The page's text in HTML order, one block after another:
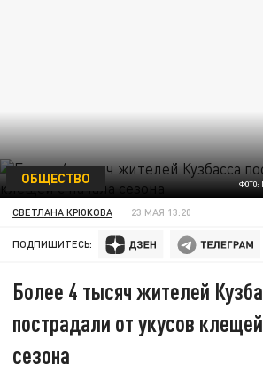
ФОТО:
ОБЩЕСТВО
СВЕТЛАНА КРЮКОВА 23 МАЯ 13:20
ПОДПИШИТЕСЬ:
Более 4 тысяч жителей
пострадали от укусов
сезона